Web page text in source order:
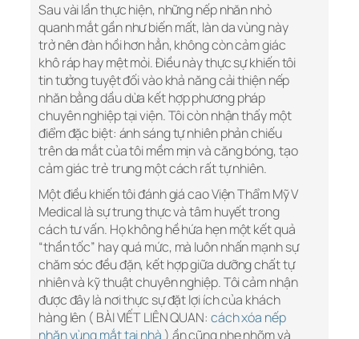
Sau vài lần thực hiện, những nếp nhăn nhỏ
quanh mắt gần như biến mất, làn da vùng này
trở nên đàn hồi hơn hẳn, không còn cảm giác
khô ráp hay mệt mỏi. Điều này thực sự khiến tôi
tin tưởng tuyệt đối vào khả năng cải thiện nếp
nhăn bằng dầu dừa kết hợp phương pháp
chuyên nghiệp tại viện. Tôi còn nhận thấy một
điểm đặc biệt: ánh sáng tự nhiên phản chiếu
trên da mắt của tôi mềm mịn và căng bóng, tạo
cảm giác trẻ trung một cách rất tự nhiên.
Một điều khiến tôi đánh giá cao Viện Thẩm Mỹ V
Medical là sự trung thực và tâm huyết trong
cách tư vấn. Họ không hề hứa hẹn một kết quả
“thần tốc” hay quá mức, mà luôn nhấn mạnh sự
chăm sóc đều đặn, kết hợp giữa dưỡng chất tự
nhiên và kỹ thuật chuyên nghiệp. Tôi cảm nhận
được đây là nơi thực sự đặt lợi ích của khách
hàng lên ( BÀI VIẾT LIÊN QUAN: cách xóa nếp
nhăn vùng mắt tại nhà ) ần cũng nhẹ nhõm và